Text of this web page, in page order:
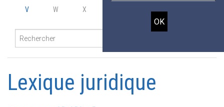
V
W X
Lexique juridique